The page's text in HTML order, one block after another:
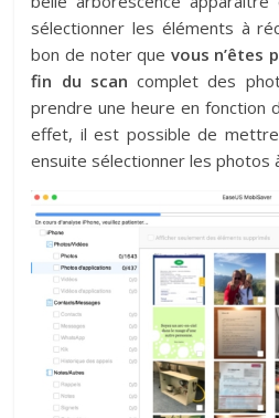
sélectionner les éléments à
bon de noter que vous n’êtes
fin du scan complet des
prendre une heure en fonction
effet, il est possible de
ensuite sélectionner les photos